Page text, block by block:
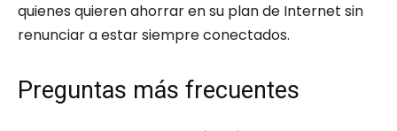
quienes quieren ahorrar en su plan de Internet sin
renunciar a estar siempre conectados.
Preguntas más frecuentes